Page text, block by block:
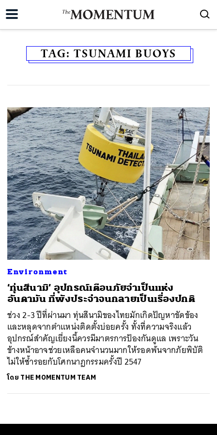
TAG: TSUNAMI BUOYS
Environment
‘ทุ่นสึนามิ’ อุปกรณ์เตือนภัยจำเป็นแห่ง
อันดามัน ที่พังประจำจนกลายเป็นเรื่องปกติ
ช่วง 2-3 ปีที่ผ่านมา ทุ่นสึนามิของไทยมักเกิดปัญหาขัดข้อง
และหลุดจากตำแหน่งติดตั้งบ่อยครั้ง ทั้งที่ความจริงแล้ว
อุปกรณ์สำคัญเยี่ยงนี้ควรมีมาตรการป้องกันดูแล เพราะวัน
ข้างหน้าอาจช่วยเหลือคนจำนวนมากให้รอดพ้นจากภัยพิบัติ
ไม่ให้ซ้ำรอยกับโศกนาฏกรรมครั้งปี 2547
โดย THE MOMENTUM TEAM
ค้นหา
SHARE TWEET LINE EMAIL